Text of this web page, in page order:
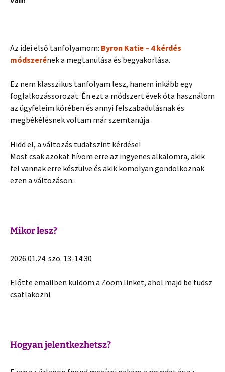
Az idei első tanfolyamom: Byron Katie – 4 kérdés
módszerének a megtanulása és begyakorlása.
Ez nem klasszikus tanfolyam lesz, hanem inkább egy
foglalkozássorozat. Én ezt a módszert évek óta használom
az ügyfeleim körében és annyi felszabadulásnak és
megbékélésnek voltam már szemtanúja.
Hidd el, a változás tudatszint kérdése!
Most csak azokat hívom erre az ingyenes alkalomra, akik
fel vannak erre készülve és akik komolyan gondolkoznak
ezen a változáson.
Mikor lesz?
2026.01.24. szo. 13-14:30
Előtte emailben küldöm a Zoom linket, ahol majd be tudsz
csatlakozni.
Hogyan jelentkezhetsz?